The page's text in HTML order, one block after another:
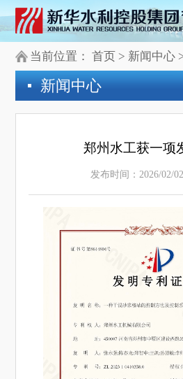
当前位置： 首页 > 新闻中心
新闻中心
郑州水工获一项
发布时间：2026/02/